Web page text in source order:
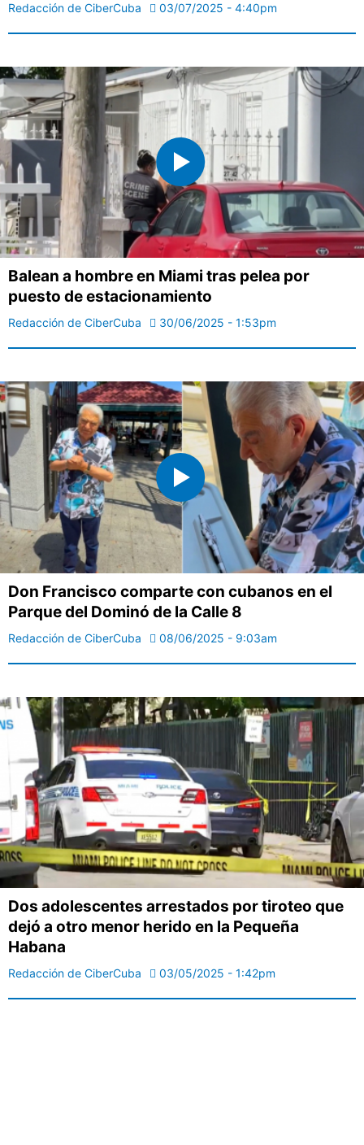
Redacción de CiberCuba 03/07/2025 - 4:40pm
Balean a hombre en Miami tras pelea por
puesto de estacionamiento
Redacción de CiberCuba 30/06/2025 - 1:53pm
Don Francisco comparte con cubanos en el
Parque del Dominó de la Calle 8
Redacción de CiberCuba 08/06/2025 - 9:03am
Dos adolescentes arrestados por tiroteo que
dejó a otro menor herido en la Pequeña
Habana
Redacción de CiberCuba 03/05/2025 - 1:42pm